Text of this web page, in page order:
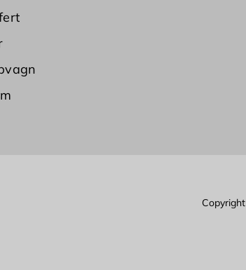
Copyright